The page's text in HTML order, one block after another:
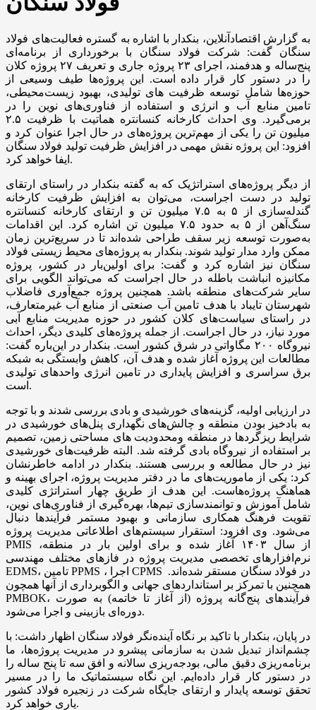
به گزارش اقتصادآنلاین، بنکدار با اشاره به گستره فعالیت‌های فولاد
سنگان گفت: شرکت فولاد سنگان با برخورداری از برنامه‌ای
پنج‌ساله و هدفمند، اجرای ۲۳ پروژه جاری و تعریف ۲۷ پروژه کلان
را در دستور کار قرار داده است. این پروژه‌ها طیف وسیعی از
حوزه‌ها شامل توسعه ظرفیت های تولیدی، بهبود زیست‌محیطی،
تامین منابع آب و انرژی و استفاده از فناوری‌های نوین را در
برمی‌گیرد. وی احداث کارخانه کنسانتره هماتیت با ظرفیت ۲.۵
میلیون تن را یکی از مهم‌ترین پروژه‌های در حال اجرا عنوان کرد و
افزود: این پروژه نقش مهمی در افزایش ظرفیت تولید فولاد سنگان
ایفا خواهد کرد.
از دیگر پروژه‌های استراتژیک که به گفته بنکدار در راستای ارتقای
تولید در دست اجراست، می‌توان به افزایش ظرفیت کارخانه
گندله‌سازی از ۵ به ۷.۵ میلیون تن و ارتقای کارخانه کنسانتره
سنگ‌آهن از ۵ به حدود ۷.۵ میلیون تن اشاره کرد. این اقدامات
به‌صورت توسعه زیر سقف طراحی شده‌اند تا در سریع‌ترین زمان
ممکن وارد مدار تولید شوند. بنکدار به پروژه‌های محیط زیستی فولاد
سنگان نیز اشاره کرد و گفت: برای اولین‌بار در کشور، پروژه
مکانیزه انباشت باطله در حال اجراست که می‌تواند الگویی برای
سایر شرکت‌های منطقه باشد. همچنین پروژه جمع‌آوری فاضلاب
شهرستان تایباد با هدف تامین آب صنعتی از منابع آب غیرمتعارف،
در راستای سیاست‌های کلان کشور در حوزه مدیریت منابع آبی
مورد نیاز، در حال اجراست. از جمله پروژه‌های کلیدی دیگر، احداث
نیروگاه ۲۰۰ مگاواتی در شرق کشور است. بنکدار در این‌باره گفت:
مطالعات این پروژه آغاز شده و هدف آن، کاهش وابستگی به شبکه
برق سراسری و افزایش پایداری در تامین انرژی واحد‌های تولیدی
است.
در ارزیابی اولیه، گزینه‌های خورشیدی و بادی بررسی شدند و با توجه
به بادخیز بودن منطقه و چالش‌های نگهداری پنل‌های خورشیدی در
شرایط ریزگردها در منطقه ومحدودیت های مساحتی زمین، تصمیم
بر استفاده از نیروگاه بادی گرفته شد. البته ظرفیت‌های خورشیدی
نیز در حال مطالعه و بررسی هستند. بنکدار در ادامه خاطرنشان
کرد: یکی از ماموریت‌های ما در دفتر مدیریت پروژه، اجرای بهینه و
هماهنگ پروژه‌هاست. این هدف از طریق چهار استراتژی کلیدی
شامل آموزش و توانمندسازی تیم‌ها، بهره‌گیری از فناوری‌های نوین،
تقویت فرهنگ همکاری سازمانی و بهبود مستمر فرآیندها دنبال
می‌شود. وی افزود: استقرار سیستم‌های اطلاعاتی مدیریت پروژه
PMIS از سال ۱۴۰۳ آغاز شده و برای اولین بار در منطقه،
نرم‌افزارهای تخصصی مدیریت پروژه در فازهای مختلف مهندسی
EDMS، تامین PPMS ، اجرا CPMS در فولاد سنگان مستقر شده‌اند.
همچنین با تمرکز بر استانداردهای جهانی و الگوبرداری از آنها همچون
PMBOK، فرآیندهای پنج‌گانه پروژه (از آغاز تا خاتمه) به صورت
دوره‌ای بازبینی و اجرا می‌شود.
در پایان، بنکدار با تاکید بر نگاه آینده‌نگر فولاد سنگان اظهار داشت: با
چشم‌انداز تبدیل شدن به سازمانی پیشرو در مدیریت پروژه‌ها، ما
برنامه‌ریزی دقیق مالی، بودجه‌ریزی سالانه و افق سه تا پنج ساله را
در دستور کار قرار داده‌ایم. این نگاه سیستماتیک ما را در مسیر
تحقق توسعه پایدار و ارتقای جایگاه شرکت در زنجیره فولاد کشور
یاری خواهد کرد.